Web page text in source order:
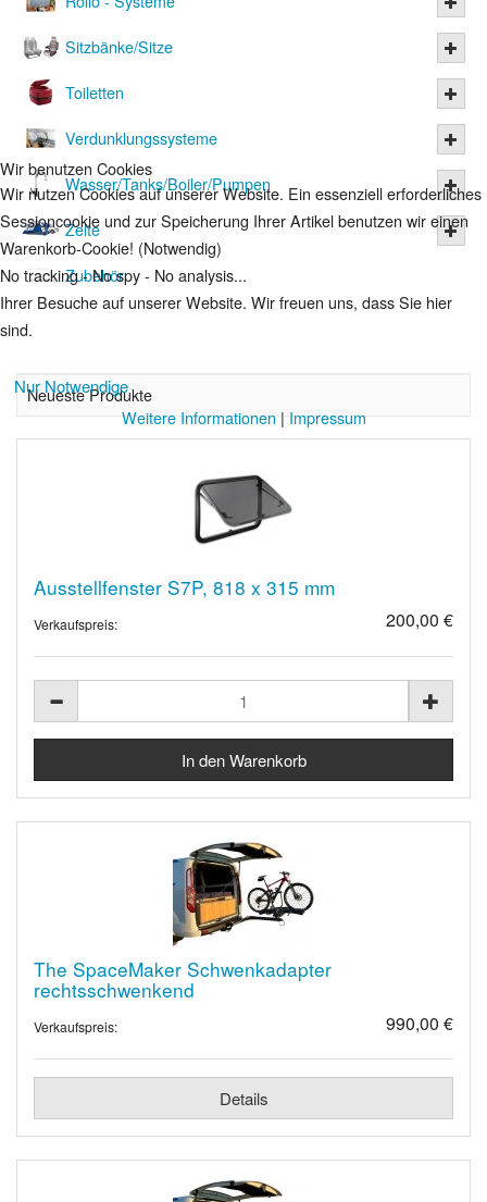
Sitzbänke/Sitze
Toiletten
Verdunklungssysteme
Wasser/Tanks/Boiler/Pumpen
Zelte
Zubehör
Neueste Produkte
Ausstellfenster S7P, 818 x 315 mm
Verkaufspreis: 200,00 €
The SpaceMaker Schwenkadapter
rechtsschwenkend
Verkaufspreis: 990,00 €
Details
Wir benutzen Cookies
Wir nutzen Cookies auf unserer Website. Ein essenziell erforderliches
Sessioncookie und zur Speicherung Ihrer Artikel benutzen wir einen
Warenkorb-Cookie! (Notwendig)
No tracking - No spy - No analysis...
Ihrer Besuche auf unserer Website. Wir freuen uns, dass Sie hier
sind.
Nur Notwendige
Weitere Informationen | Impressum